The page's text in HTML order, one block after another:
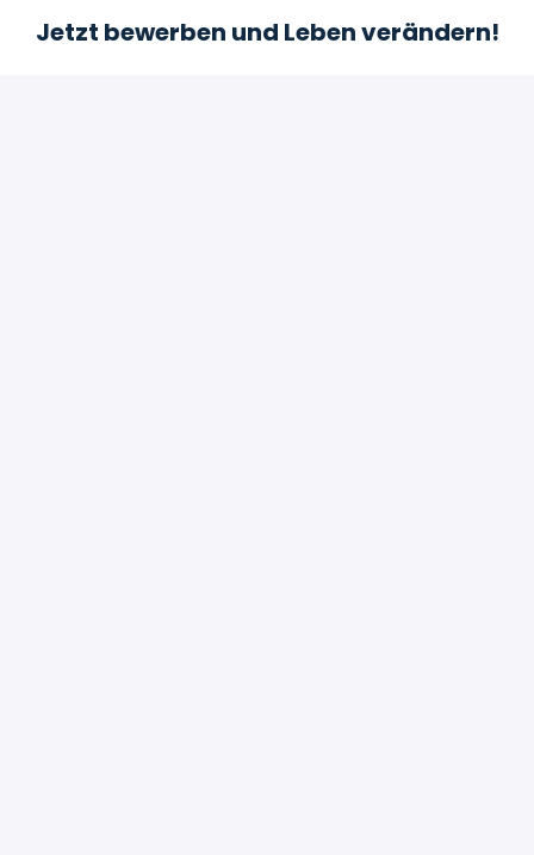
Jetzt bewerben und Leben verändern!